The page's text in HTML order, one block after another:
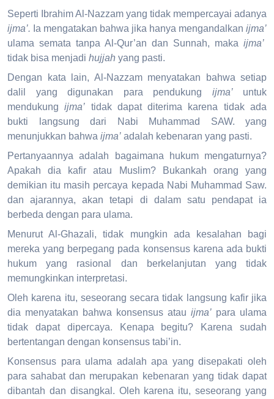
Seperti Ibrahim Al-Nazzam yang tidak mempercayai adanya
ijma’. Ia mengatakan bahwa jika hanya mengandalkan ijma’
ulama semata tanpa Al-Qur’an dan Sunnah, maka ijma’
tidak bisa menjadi hujjah yang pasti.
Dengan kata lain, Al-Nazzam menyatakan bahwa setiap
dalil yang digunakan para pendukung ijma’untuk
mendukungijma’ tidak dapat diterima karena tidak ada
bukti langsung dari Nabi Muhammad SAW. yang
menunjukkan bahwa ijma’ adalah kebenaran yang pasti.
Pertanyaannya adalah bagaimana hukum mengaturnya?
Apakah dia kafir atau Muslim? Bukankah orang yang
demikian itu masih percaya kepada Nabi Muhammad Saw.
dan ajarannya, akan tetapi di dalam satu pendapat ia
berbeda dengan para ulama.
Menurut Al-Ghazali, tidak mungkin ada kesalahan bagi
mereka yang berpegang pada konsensus karena ada bukti
hukum yang rasional dan berkelanjutan yang tidak
memungkinkan interpretasi.
Oleh karena itu, seseorang secara tidak langsung kafir jika
dia menyatakan bahwa konsensus atau ijma’ para ulama
tidak dapat dipercaya. Kenapa begitu? Karena sudah
bertentangan dengan konsensus tabi’in.
Konsensus para ulama adalah apa yang disepakati oleh
para sahabat dan merupakan kebenaran yang tidak dapat
dibantah dan disangkal. Oleh karena itu, seseorang yang